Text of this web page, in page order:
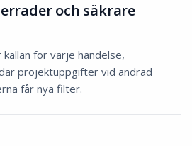
och säkrare
för varje händelse,
projektuppgifter vid ändrad
får nya filter.